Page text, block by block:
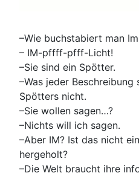
–Wie buchstabiert man
– IM-pffff-pfff-Licht!
–Sie sind ein Spötter.
–Was jeder
Spötters nicht.
–Sie wollen sagen…?
–Nichts will ich sagen.
–Aber IM? Ist das nicht
hergeholt?
–Die Welt braucht ihre